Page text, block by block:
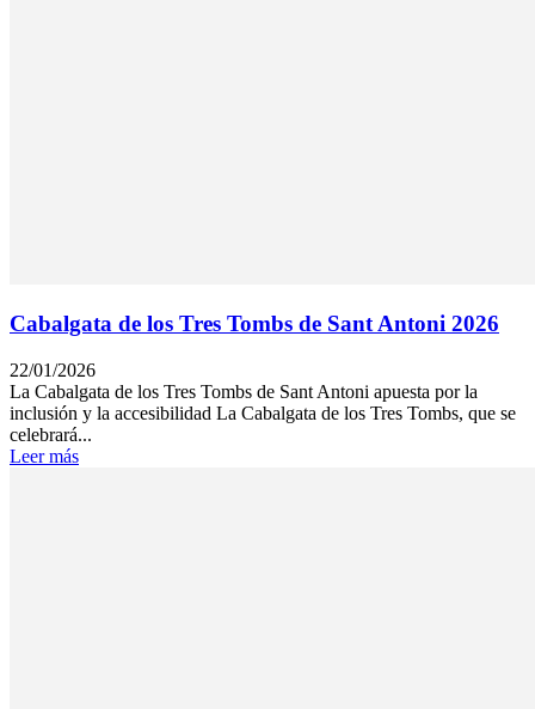
Cabalgata de los Tres Tombs de Sant Antoni 2026
22/01/2026
La Cabalgata de los Tres Tombs de Sant Antoni apuesta por la
inclusión y la accesibilidad La Cabalgata de los Tres Tombs, que se
celebrará...
Leer más